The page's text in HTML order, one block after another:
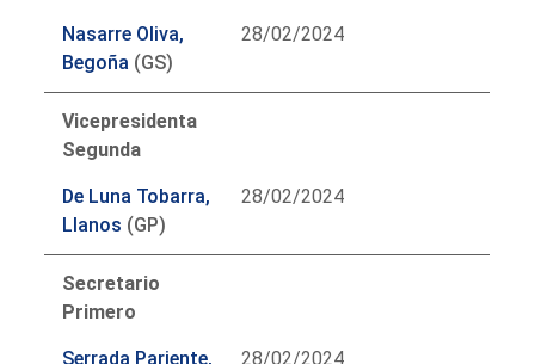
Nasarre Oliva,
Begoña (GS)
28/02/2024
Vicepresidenta
Segunda
De Luna Tobarra,
Llanos (GP)
28/02/2024
Secretario
Primero
Serrada Pariente,
28/02/2024